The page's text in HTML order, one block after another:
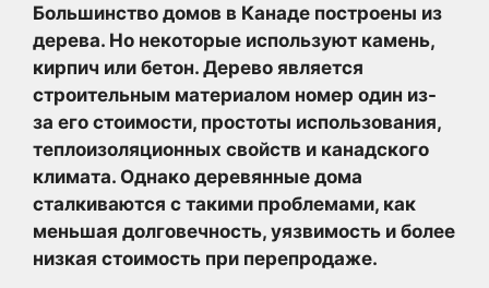
Большинство домов в Канаде построены из
дерева. Но некоторые используют камень,
кирпич или бетон. Дерево является
строительным материалом номер один из-
за его стоимости, простоты использования,
теплоизоляционных свойств и канадского
климата. Однако деревянные дома
сталкиваются с такими проблемами, как
меньшая долговечность, уязвимость и более
низкая стоимость при перепродаже.